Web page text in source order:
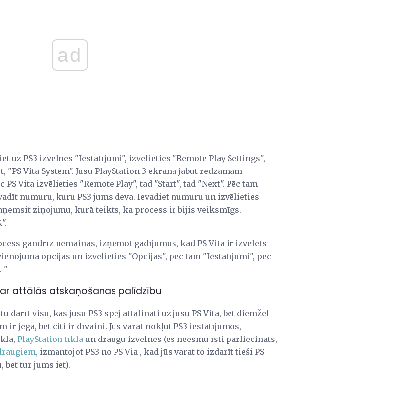
ad
uz PS3 izvēlnes "Iestatījumi", izvēlieties "Remote Play Settings",
Vita System". Jūsu PlayStation 3 ekrānā jābūt redzamam
Vita izvēlieties "Remote Play", tad "Start", tad "Next". Pēc tam
numuru, kuru PS3 jums deva. Ievadiet numuru un izvēlieties
ziņojumu, kurā teikts, ka process ir bijis veiksmīgs.
gandrīz nemainās, izņemot gadījumus, kad PS Vita ir izvēlēts
opcijas un izvēlieties "Opcijas", pēc tam "Iestatījumi", pēc
"
attālās atskaņošanas palīdzību
darīt visu, kas jūsu PS3 spēj attālināti uz jūsu PS Vita, bet diemžēl
ir jēga, bet citi ir dīvaini. Jūs varat nokļūt PS3 iestatījumos,
PlayStation tīkla un draugu izvēlnēs (es neesmu īsti pārliecināts,
izmantojot PS3 no PS Via , kad jūs varat to izdarīt tieši PS
bet tur jums iet).